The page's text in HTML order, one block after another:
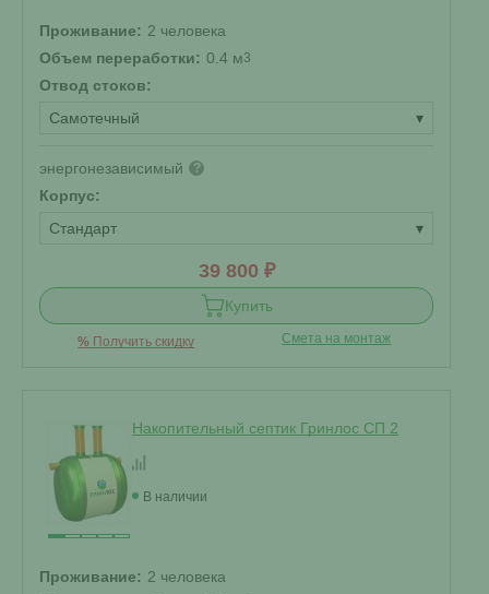
Проживание: 2 человека
Объем переработки: 0.4 м3
Отвод стоков:
Самотечный
▾
энергонезависимый ?
Корпус:
Стандарт
▾
39 800 ₽
Купить
% Получить скидку Смета на монтаж
Накопительный септик Гринлос СП 2
В наличии
Проживание: 2 человека